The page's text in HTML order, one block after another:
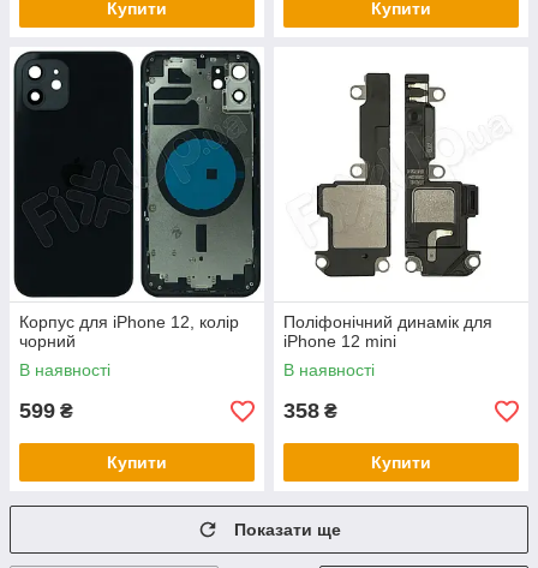
Купити Купити
Корпус для iPhone 12, колір
чорний
В наявності
599 ₴
Купити
Поліфонічний динамік для
iPhone 12 mini
В наявності
358 ₴
Купити
Показати ще